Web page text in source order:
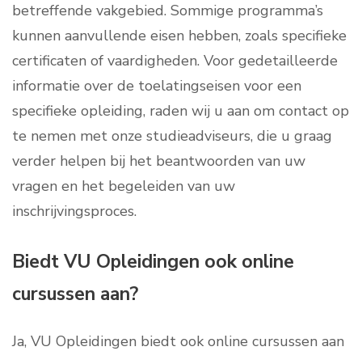
betreffende vakgebied. Sommige programma’s
kunnen aanvullende eisen hebben, zoals specifieke
certificaten of vaardigheden. Voor gedetailleerde
informatie over de toelatingseisen voor een
specifieke opleiding, raden wij u aan om contact op
te nemen met onze studieadviseurs, die u graag
verder helpen bij het beantwoorden van uw
vragen en het begeleiden van uw
inschrijvingsproces.
Biedt VU Opleidingen ook online
cursussen aan?
Ja, VU Opleidingen biedt ook online cursussen aan